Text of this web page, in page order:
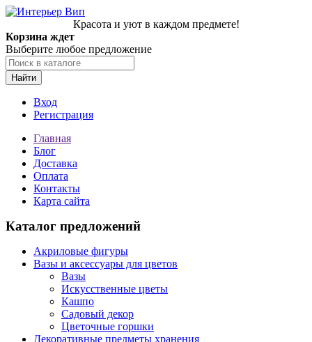
Красота и уют в каждом предмете!
Корзина ждет
Выберите любое предложение
Найти
Вход
Регистрация
Главная
Блог
Доставка
Оплата
Контакты
Карта сайта
Каталог предложений
Акриловые фигуры
Вазы и аксессуары для цветов
Вазы
Искусственные цветы
Кашпо
Садовый декор
Цветочные горшки
Декоративные предметы хранения